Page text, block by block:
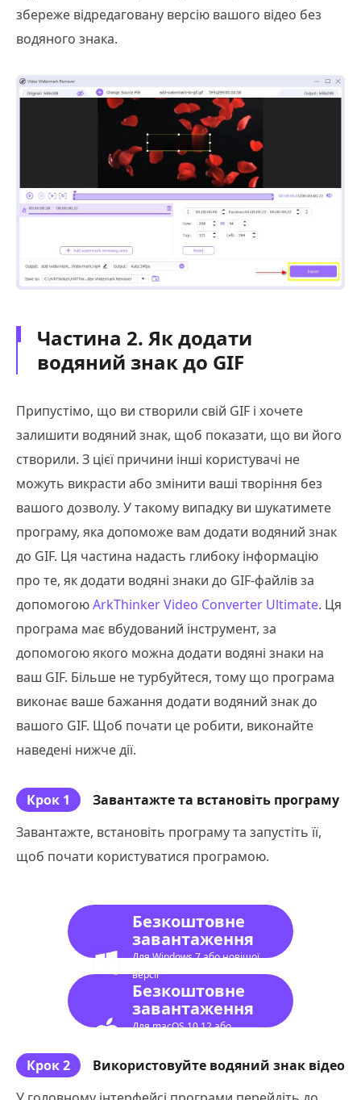
збереже відредаговану версію вашого відео без
водяного знака.
Частина 2. Як додати
водяний знак до GIF
Припустімо, що ви створили свій GIF і хочете
залишити водяний знак, щоб показати, що ви його
створили. З цієї причини інші користувачі не
можуть викрасти або змінити ваші творіння без
вашого дозволу. У такому випадку ви шукатимете
програму, яка допоможе вам додати водяний знак
до GIF. Ця частина надасть глибоку інформацію
про те, як додати водяні знаки до GIF-файлів за
допомогоюArkThinker Video Converter Ultimate. Ця
програма має вбудований інструмент, за
допомогою якого можна додати водяні знаки на
ваш GIF. Більше не турбуйтеся, тому що програма
виконає ваше бажання додати водяний знак до
вашого GIF. Щоб почати це робити, виконайте
наведені нижче дії.
Крок 1
Завантажте та встановіть програму
Завантажте, встановіть програму та запустіть її,
щоб почати користуватися програмою.
Безкоштовне
завантаження
Для Windows 7 або новішої
версії
Безкоштовне
завантаження
Для macOS 10.12 або
Крок 2
Використовуйте водяний знак відео